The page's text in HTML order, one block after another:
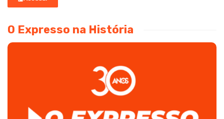
O Expresso na História